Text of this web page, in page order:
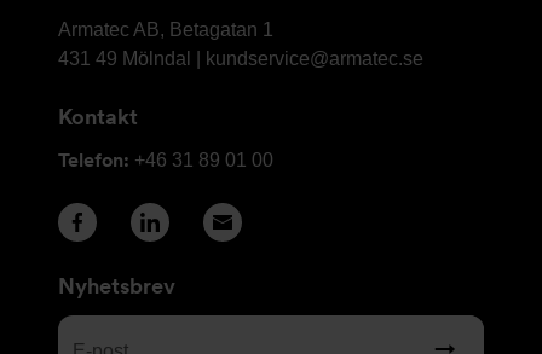
Armatec
AB
Armatec AB, Betagatan 1
431 49 Mölndal |
kundservice@armatec.se
Kontakt
Telefon: +46 31 89 01 00
Nyhetsbrev
E-